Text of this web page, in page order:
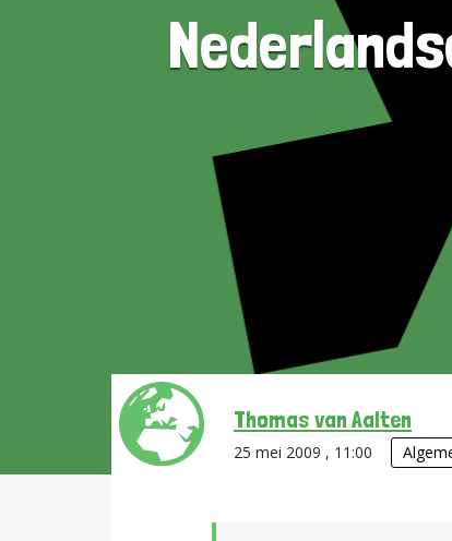
Thomas van Aalten
25 mei 2009 , 11:00